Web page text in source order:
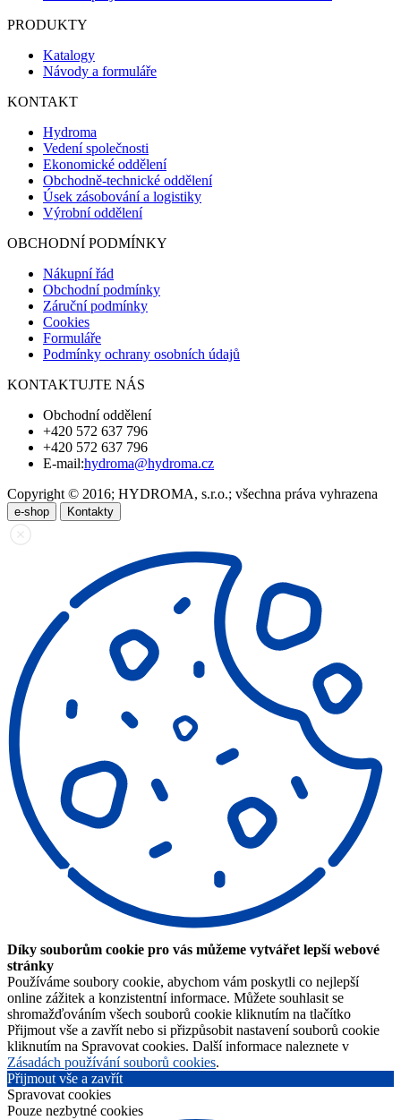
PRODUKTY
Katalogy
Návody a formuláře
KONTAKT
Hydroma
Vedení společnosti
Ekonomické oddělení
Obchodně-technické oddělení
Úsek zásobování a logistiky
Výrobní oddělení
OBCHODNÍ PODMÍNKY
Nákupní řád
Obchodní podmínky
Záruční podmínky
Cookies
Formuláře
Podmínky ochrany osobních údajů
KONTAKTUJTE NÁS
Obchodní oddělení
+420 572 637 796
+420 572 637 796
E-mail:hydroma@hydroma.cz
Copyright © 2016; HYDROMA, s.r.o.; všechna práva vyhrazena
e-shop Kontakty
Díky souborům cookie pro vás můžeme vytvářet lepší webové
stránky
Používáme soubory cookie, abychom vám poskytli co nejlepší
online zážitek a konzistentní informace. Můžete souhlasit se
shromažďováním všech souborů cookie kliknutím na tlačítko
Přijmout vše a zavřít nebo si přizpůsobit nastavení souborů cookie
kliknutím na Spravovat cookies. Další informace naleznete v
Zásadách používání souborů cookies.
Přijmout vše a zavřít
Spravovat cookies
Pouze nezbytné cookies